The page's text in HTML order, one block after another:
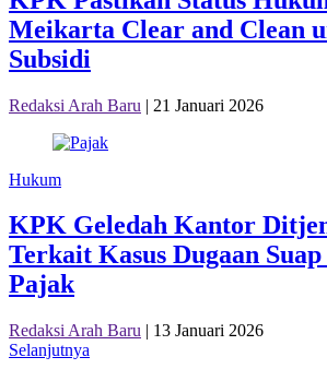
Meikarta Clear and Clean
Subsidi
Redaksi Arah Baru | 21 Januari 2026
Hukum
KPK Geledah Kantor
Terkait Kasus Dugaan
Pajak
Redaksi Arah Baru | 13 Januari 2026
Selanjutnya